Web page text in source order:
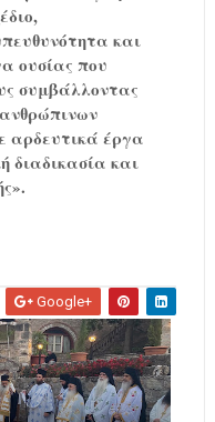
και
ουσίας που
συμβάλλοντας
αρδευτικά έργα
διαδικασία και
Google+